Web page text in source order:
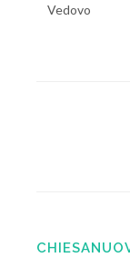
Vedovo